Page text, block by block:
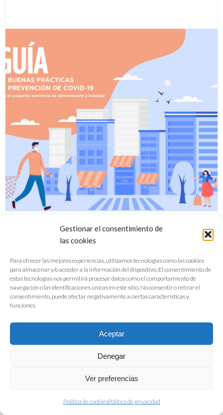
Gestionar el consentimiento de
las cookies
Para ofrecer las mejores experiencias, utilizamos tecnologías como las cookies
para almacenar y/o acceder a la información del dispositivo. El consentimiento de
estas tecnologías nos permitirá procesar datos como el comportamiento de
navegación o las identificaciones únicas en este sitio. No consentir o retirar el
consentimiento, puede afectar negativamente a ciertas características y
funciones.
Aceptar
Denegar
Ver preferencias
Política de cookiesPolítica de privacidad
Guía Buenas Prácticas de Prevención
de Covid-19 pequeño comercio de
alimentación y bebidas
DESCARGAR